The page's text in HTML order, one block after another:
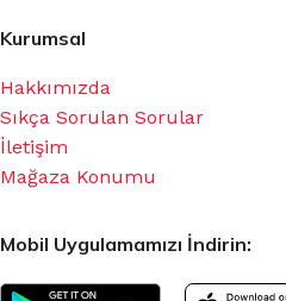
Kurumsal
Hakkımızda
Sıkça Sorulan Sorular
İletişim
Mağaza Konumu
Mobil Uygulamamızı İndirin: